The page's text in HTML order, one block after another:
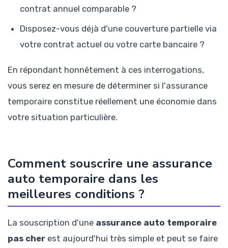
contrat annuel comparable ?
Disposez-vous déjà d'une couverture partielle via
votre contrat actuel ou votre carte bancaire ?
En répondant honnêtement à ces interrogations,
vous serez en mesure de déterminer si l'assurance
temporaire constitue réellement une économie dans
votre situation particulière.
Comment souscrire une assurance
auto temporaire dans les
meilleures conditions ?
La souscription d'une assurance auto temporaire
pas cher est aujourd'hui très simple et peut se faire